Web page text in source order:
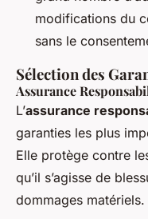
modifications du
sans le
Sélection des
Assurance
L’assurance
garanties les plus
Elle protège contre
qu’il s’agisse de
dommages matériels.